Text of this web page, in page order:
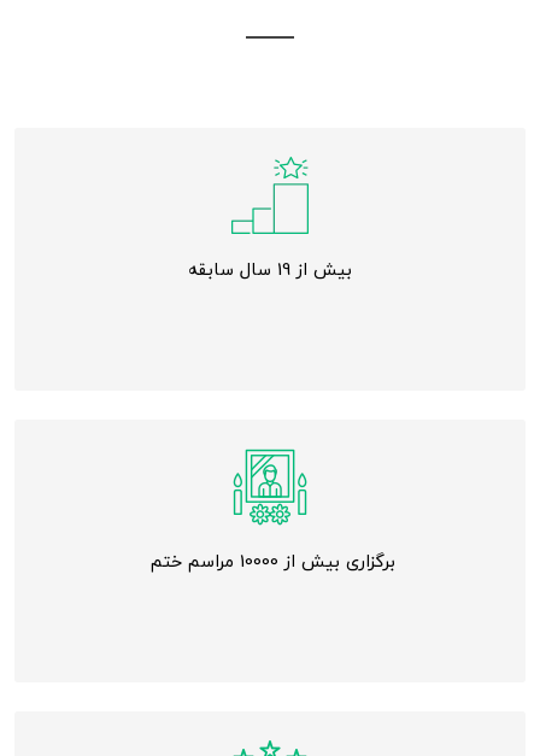
بیش از 19 سال سابقه
برگزاری بیش از 10000 مراسم ختم